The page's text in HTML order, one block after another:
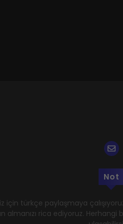
Not
için türkçe paylaşmaya
almanızı rica ediyoruz.